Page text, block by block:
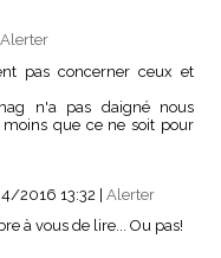
Alerter
pas concerner ceux et
n'a pas daigné nous
que ce ne soit pour
2016 13:32 | Alerter
à vous de lire... Ou pas!